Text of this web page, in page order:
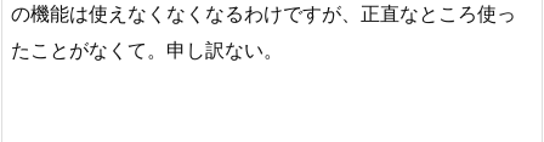
の機能は使えなくなくなるわけですが、正直なところ使っ
たことがなくて。申し訳ない。